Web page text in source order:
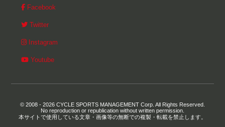
Facebook
Twitter
Instagram
Youtube
© 2008 - 2026 CYCLE SPORTS MANAGEMENT Corp. All Rights Reserved.
No reproduction or republication without written permission.
本サイトで使用している文章・画像等の無断での複製・転載を禁止します。